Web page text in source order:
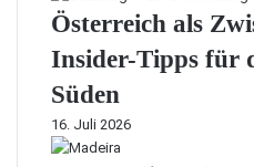
Österreich als
Insider-Tipps für
Süden
16. Juli 2026